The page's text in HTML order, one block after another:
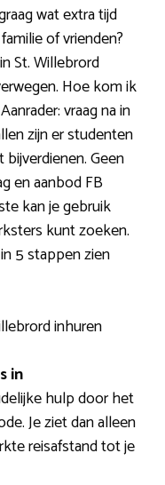
wat extra tijd
of vrienden?
St. Willebrord
Hoe kom ik
vraag na in
zijn er studenten
Geen
en aanbod FB
kan je gebruik
kunt zoeken.
5 stappen zien
inhuren
in
hulp door het
Je ziet dan alleen
reisafstand tot je